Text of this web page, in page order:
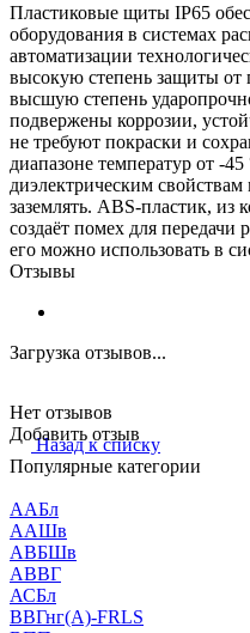
Пластиковые щиты IP65
оборудования в системах
автоматизации
высокую степень защиты
высшую степень
подвержены коррозии,
не требуют покраски и
диапазоне температур от -
диэлектрическим
заземлять. ABS-пластик, из
создаёт помех для
его можно использовать в
Отзывы
Загрузка отзывов...
Нет отзывов
Добавить отзыв
Назад к списку
Популярные категории
ААБл
ААШв
АВБШв
АВВГ
АСБл
ВВГнг(А)-FRLS